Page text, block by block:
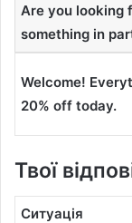
Are you looking
something in
Welcome!
20% off today.
Твої
Ситуація